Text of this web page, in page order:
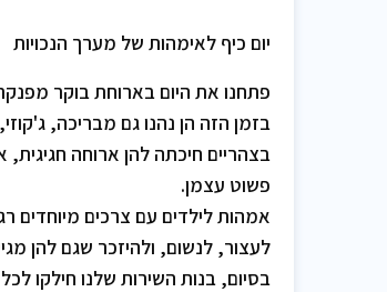
יום כיף לאימהות של מערך הנכויות
פתחנו את היום בארוחת בוקר
בזמן הזה הן נהנו גם מבריכה,
בצהריים חיכתה להן ארוחה
פשוט עצמן.
אמהות לילדים עם צרכים מיוחדים
לעצור, לנשום, ולהיזכר שגם להן
בסיום, בנות השירות שלנו